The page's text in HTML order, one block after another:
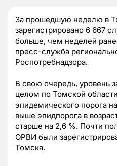
За прошедшую неделю в
зарегистрировано 6 667
больше, чем неделей
пресс-служба
Роспотребнадзора.
В свою очередь, уровень
целом по Томской
эпидемического порога
выше эпидпорога в
старше на 2,6 %. Почти
ОРВИ были
Томска.